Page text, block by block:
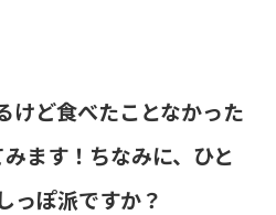
けど食べたことなかった
ます！ちなみに、ひと
っぽ派ですか？